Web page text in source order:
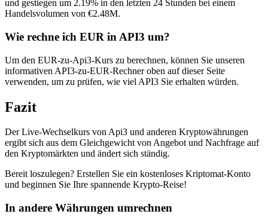
und gestiegen um 2.19% in den letzten 24 Stunden bei einem
Handelsvolumen von €2.48M.
Wie rechne ich EUR in API3 um?
Um den EUR-zu-Api3-Kurs zu berechnen, können Sie unseren
informativen API3-zu-EUR-Rechner oben auf dieser Seite
verwenden, um zu prüfen, wie viel API3 Sie erhalten würden.
Fazit
Der Live-Wechselkurs von Api3 und anderen Kryptowährungen
ergibt sich aus dem Gleichgewicht von Angebot und Nachfrage auf
den Kryptomärkten und ändert sich ständig.
Bereit loszulegen? Erstellen Sie ein kostenloses Kriptomat-Konto
und beginnen Sie Ihre spannende Krypto-Reise!
In andere Währungen umrechnen